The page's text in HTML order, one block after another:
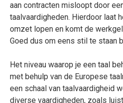
aan contracten misloopt door
taalvaardigheden. Hierdoor laat
omzet lopen en komt de
Goed dus om eens stil te staan
Het niveau waarop je een taal
met behulp van de Europese
een schaal van taalvaardigheid
diverse vaardigheden, zoals